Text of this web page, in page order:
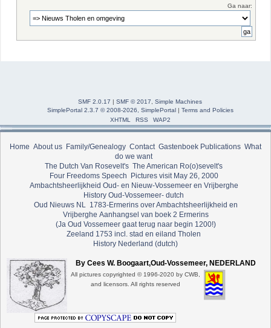
Ga naar:
SMF 2.0.17 | SMF © 2017
Simple Machines
SimplePortal 2.3.7 © 2008-2026, SimplePortal| Terms and Policies
XHTML
RSS WAP2
Home About us Family/Genealogy Contact Gastenboek Publications What
do we want
The Dutch Van Rosevelt's The American Ro(o)sevelt's
Four Freedoms Speech Pictures visit May 26, 2000
Ambachtsheerlijkheid Oud- en Nieuw-Vossemeer en Vrijberghe
History Oud-Vossemeer- dutch
Oud Nieuws NL
1783-Ermerins over Ambachtsheerlijkheid en
Vrijberghe Aanhangsel van boek 2 Ermerins
(Ja Oud Vossemeer gaat terug naar begin 1200!)
Zeeland 1753 incl. stad en eiland Tholen
History Nederland (dutch)
By Cees W. Boogaart,Oud-Vossemeer, NEDERLAND
All pictures copyrighted © 1996-2020 by CWB,
and licensors. All rights reserved